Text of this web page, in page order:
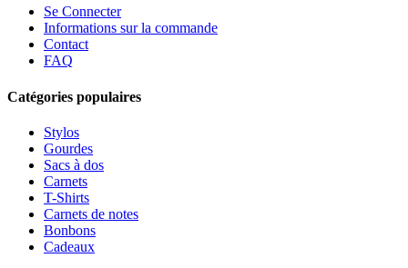
Se Connecter
Informations sur la commande
Contact
FAQ
Catégories populaires
Stylos
Gourdes
Sacs à dos
Carnets
T-Shirts
Carnets de notes
Bonbons
Cadeaux